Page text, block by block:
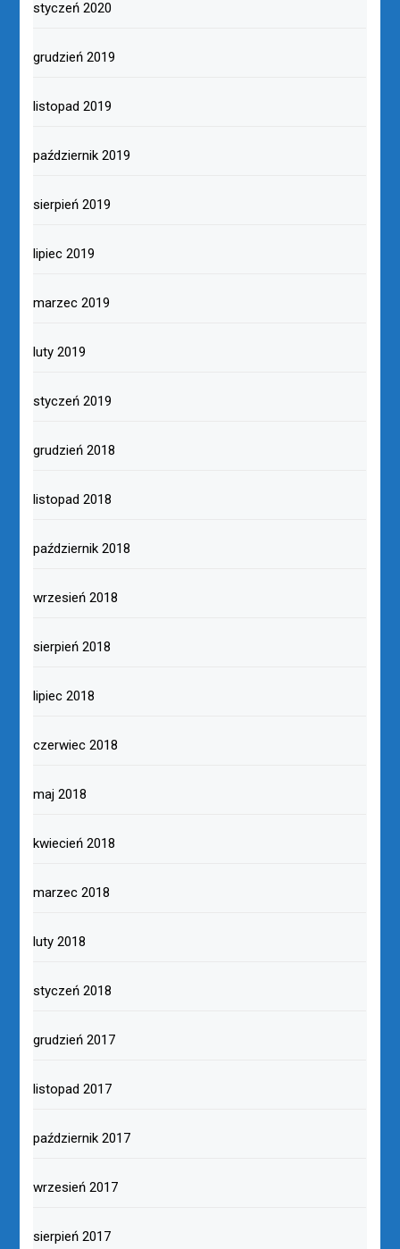
styczeń 2020
grudzień 2019
listopad 2019
październik 2019
sierpień 2019
lipiec 2019
marzec 2019
luty 2019
styczeń 2019
grudzień 2018
listopad 2018
październik 2018
wrzesień 2018
sierpień 2018
lipiec 2018
czerwiec 2018
maj 2018
kwiecień 2018
marzec 2018
luty 2018
styczeń 2018
grudzień 2017
listopad 2017
październik 2017
wrzesień 2017
sierpień 2017